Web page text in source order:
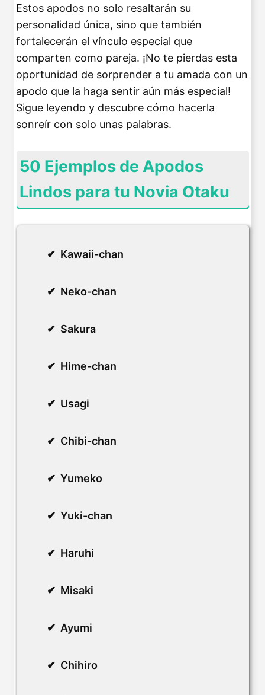
Estos apodos no solo resaltarán su
personalidad única, sino que también
fortalecerán el vínculo especial que
comparten como pareja. ¡No te pierdas esta
oportunidad de sorprender a tu amada con un
apodo que la haga sentir aún más especial!
Sigue leyendo y descubre cómo hacerla
sonreír con solo unas palabras.
50 Ejemplos de Apodos
Lindos para tu Novia Otaku
Kawaii-chan
Neko-chan
Sakura
Hime-chan
Usagi
Chibi-chan
Yumeko
Yuki-chan
Haruhi
Misaki
Ayumi
Chihiro